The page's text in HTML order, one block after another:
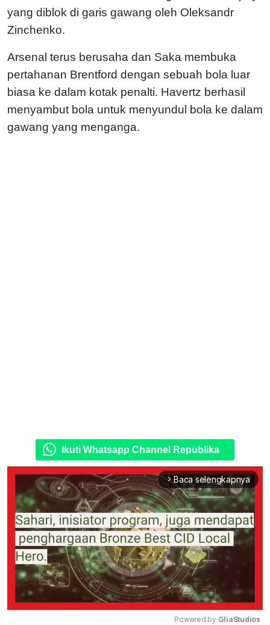
yang diblok di garis gawang oleh Oleksandr
Zinchenko.
Arsenal terus berusaha dan Saka membuka
pertahanan Brentford dengan sebuah bola luar
biasa ke dalam kotak penalti. Havertz berhasil
menyambut bola untuk menyundul bola ke dalam
gawang yang menganga.
Ikuti Whatsapp Channel Republika
arrow_forward_ios Baca selengkapnya
Powered by GliaStudios